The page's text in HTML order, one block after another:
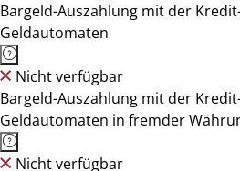
Bargeld-Auszahlung mit der
Geldautomaten
Nicht verfügbar
Bargeld-Auszahlung mit der
Geldautomaten in fremder
Nicht verfügbar